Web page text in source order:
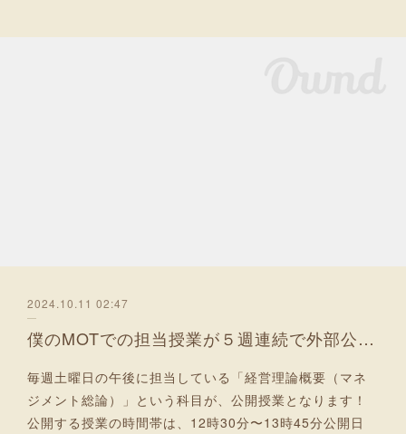
2024.10.11 02:47
僕のMOTでの担当授業が５週連続で外部公開化！
毎週土曜日の午後に担当している「経営理論概要（マネ
ジメント総論）」という科目が、公開授業となります！
公開する授業の時間帯は、12時30分〜13時45分公開日